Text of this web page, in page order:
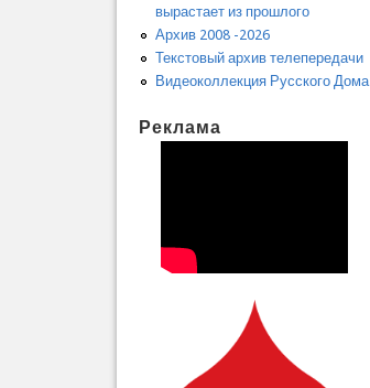
вырастает из прошлого
Архив 2008 -2026
Текстовый архив телепередачи
Видеоколлекция Русского Дома
Реклама